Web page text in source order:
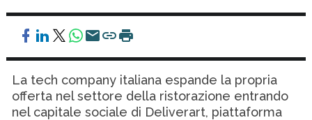
La tech company italiana espande la propria
offerta nel settore della ristorazione entrando
nel capitale sociale di Deliverart, piattaforma